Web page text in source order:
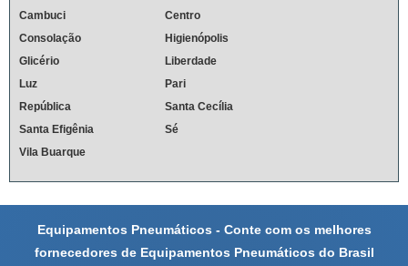
Cambuci
Centro
Consolação
Higienópolis
Glicério
Liberdade
Luz
Pari
República
Santa Cecília
Santa Efigênia
Sé
Vila Buarque
Equipamentos Pneumáticos - Conte com os melhores
fornecedores de Equipamentos Pneumáticos do Brasil